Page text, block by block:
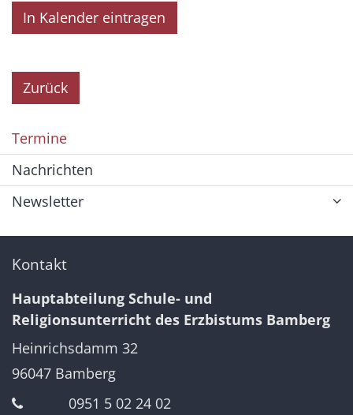
In Kalender eintragen
Zurück
Termine
Nachrichten
Newsletter
Kontakt
Hauptabteilung Schule- und
Religionsunterricht des Erzbistums Bamberg
Heinrichsdamm 32
96047 Bamberg
0951 5 02 24 02